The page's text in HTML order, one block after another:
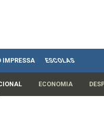
IMPRESSA ESCOLAS
ECONOMIA